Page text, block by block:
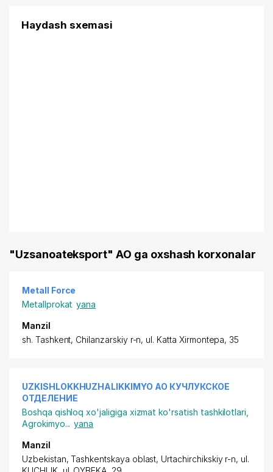
Haydash sxemasi
"Uzsanoateksport" AO ga oxshash korxonalar
Metall Force
Metallprokat yana
Manzil
sh. Tashkent, Chilanzarskiy r-n, ul. Katta Xirmontepa, 35
UZKISHLOKKHUZHALIKKIMYO АО КУЧЛУКСКОЕ
ОТДЕЛЕНИЕ
Boshqa qishloq xo'jaligiga xizmat ko'rsatish tashkilotlari
Agrokimyo... yana
Manzil
Uzbekistan, Tashkentskaya oblast, Urtachirchikskiy r-n, ul.